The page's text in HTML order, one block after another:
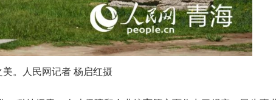
。人民网记者 杨启红摄